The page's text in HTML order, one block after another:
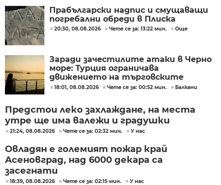
Прабългарски надпис и смущаващи
погребални обреди в Плиска
20:30, 08.08.2026 Чете се за: 13:22 мин. Още
Заради зачестилите атаки в Черно
море: Турция ограничава
движението на търговските
кораби
18:01, 08.08.2026 Чете се за: 00:52 мин. Балкани
Предстои леко захлаждане, на места
утре ще има валежи и градушки
21:24, 08.08.2026 Чете се за: 02:32 мин. У нас
Овладян е големият пожар край
Асеновград, над 6000 декара са
засегнати
18:39, 08.08.2026 Чете се за: 02:15 мин. У нас